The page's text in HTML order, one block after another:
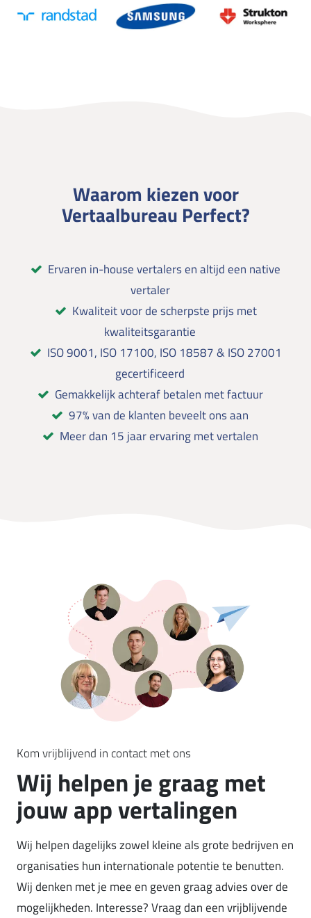
Waarom kiezen voor
Vertaalbureau Perfect?
Ervaren in-house vertalers en altijd een native
vertaler
Kwaliteit voor de scherpste prijs met
kwaliteitsgarantie
ISO 9001, ISO 17100, ISO 18587 & ISO 27001
gecertificeerd
Gemakkelijk achteraf betalen met factuur
97% van de klanten beveelt ons aan
Meer dan 15 jaar ervaring met vertalen
Kom vrijblijvend in contact met ons
Wij helpen je graag met
jouw app vertalingen
Wij helpen dagelijks zowel kleine als grote bedrijven en
organisaties hun internationale potentie te benutten.
Wij denken met je mee en geven graag advies over de
mogelijkheden. Interesse? Vraag dan een vrijblijvende